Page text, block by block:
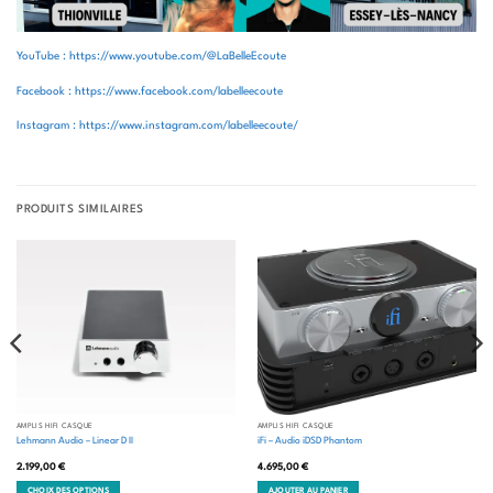
YouTube : https://www.youtube.com/@LaBelleEcoute
Facebook : https://www.facebook.com/labelleecoute
Instagram : https://www.instagram.com/labelleecoute/
PRODUITS SIMILAIRES
AMPLIS HIFI CASQUE
Lehmann Audio – Linear D II
2.199,00 €
CHOIX DES OPTIONS
AMPLIS HIFI CASQUE
iFi – Audio iDSD Phantom
4.695,00 €
AJOUTER AU PANIER